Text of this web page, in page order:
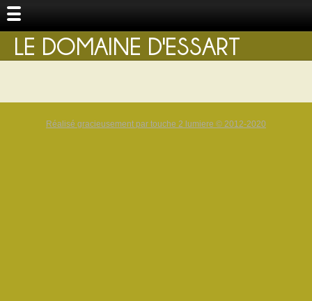
LE DOMAINE D'ESSART
Réalisé gracieusement par touche 2 lumiere © 2012-2020